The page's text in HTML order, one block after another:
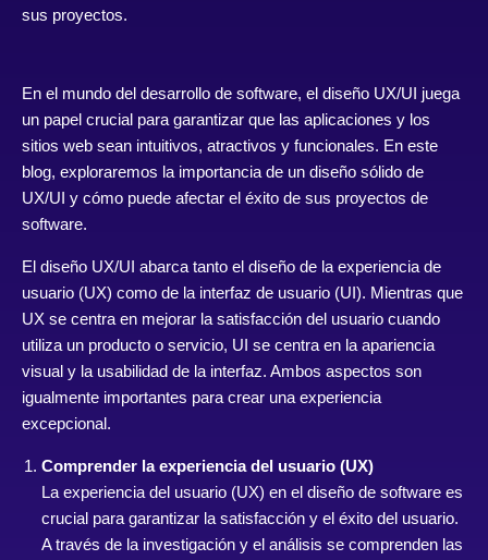
sus proyectos.
En el mundo del desarrollo de software, el diseño UX/UI juega
un papel crucial para garantizar que las aplicaciones y los
sitios web sean intuitivos, atractivos y funcionales. En este
blog, exploraremos la importancia de un diseño sólido de
UX/UI y cómo puede afectar el éxito de sus proyectos de
software.
El diseño UX/UI abarca tanto el diseño de la experiencia de
usuario (UX) como de la interfaz de usuario (UI). Mientras que
UX se centra en mejorar la satisfacción del usuario cuando
utiliza un producto o servicio, UI se centra en la apariencia
visual y la usabilidad de la interfaz. Ambos aspectos son
igualmente importantes para crear una experiencia
excepcional.
Comprender la experiencia del usuario (UX)
La experiencia del usuario (UX) en el diseño de software es
crucial para garantizar la satisfacción y el éxito del usuario.
A través de la investigación y el análisis se comprenden las